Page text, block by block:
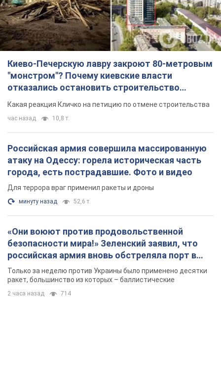
Киево-Печерскую лавру закроют 80-метровым
"монстром"? Почему киевские власти
отказались остановить строительство
небоскреба "московского верующего"
Какая реакция Кличко на петицию по отмене строительства
час назад 10,8 т.
Российская армия совершила массированную
атаку на Одессу: горела историческая часть
города, есть пострадавшие. Фото и видео
Для террора враг применил ракеты и дроны
минуту назад 52,6 т.
«Они воюют против продовольственной
безопасности мира!» Зеленский заявил, что
российская армия вновь обстреляла порт в
Одессе
Только за неделю против Украины было применено десятки
ракет, большинство из которых – баллистические
2 часа назад 714